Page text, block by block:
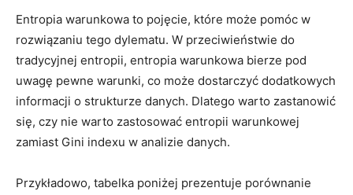
Entropia warunkowa to pojęcie, które może pomóc w
rozwiązaniu tego dylematu. W przeciwieństwie do
tradycyjnej entropii, entropia warunkowa bierze pod
uwagę pewne warunki, co⁣ może dostarczyć dodatkowych
informacji o ‌strukturze danych. ⁢Dlatego warto ⁢zastanowić
się, czy ‌nie warto zastosować entropii warunkowej
‍zamiast Gini indexu w analizie danych.
Przykładowo,⁤ tabelka poniżej prezentuje porównanie